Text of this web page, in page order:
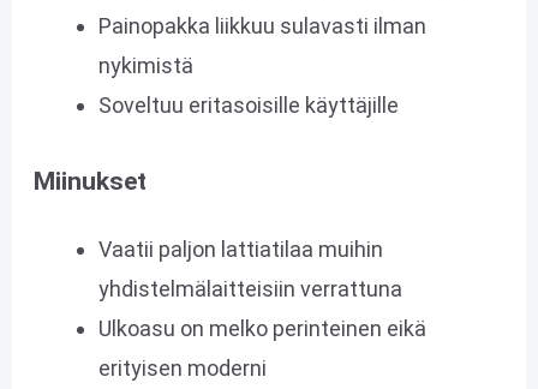
Painopakka liikkuu sulavasti ilman
nykimistä
Soveltuu eritasoisille käyttäjille
Miinukset
Vaatii paljon lattiatilaa muihin
yhdistelmälaitteisiin verrattuna
Ulkoasu on melko perinteinen eikä
erityisen moderni